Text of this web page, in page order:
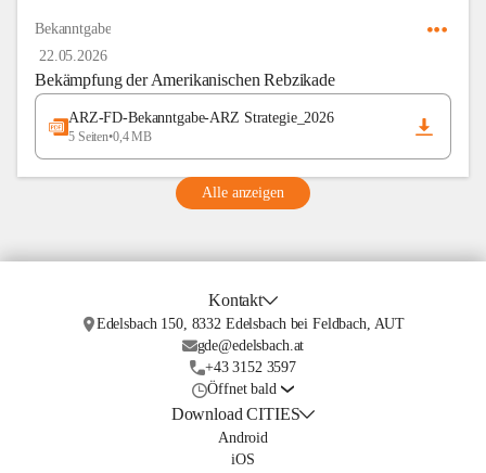
Bekanntgabe
22.05.2026
Bekämpfung der Amerikanischen Rebzikade
ARZ-FD-Bekanntgabe-ARZ Strategie_2026
5 Seiten•0,4 MB
Alle anzeigen
Kontakt
Edelsbach 150, 8332 Edelsbach bei Feldbach, AUT
gde@edelsbach.at
+43 3152 3597
Öffnet bald
Download CITIES
Android
iOS